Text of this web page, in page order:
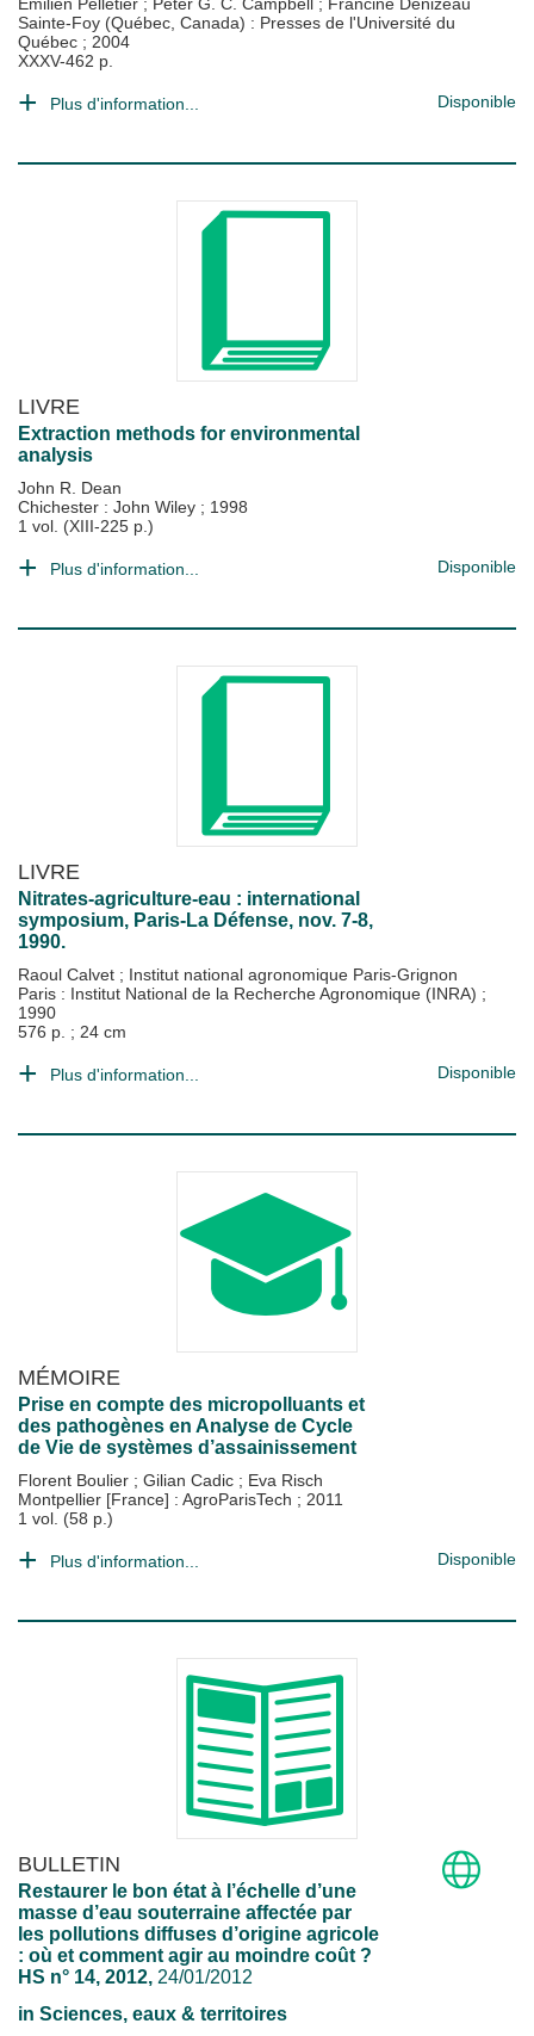
Sainte-Foy (Québec, Canada) : Presses de l'Université du
Québec ; 2004
XXXV-462 p.
Plus d'information... Disponible
LIVRE
Extraction methods for environmental
analysis
John R. Dean
Chichester : John Wiley ; 1998
1 vol. (XIII-225 p.)
Plus d'information... Disponible
LIVRE
Nitrates-agriculture-eau : international
symposium, Paris-La Défense, nov. 7-8,
1990.
Raoul Calvet ; Institut national agronomique Paris-Grignon
Paris : Institut National de la Recherche Agronomique (INRA) ;
1990
576 p. ; 24 cm
Plus d'information... Disponible
MÉMOIRE
Prise en compte des micropolluants et
des pathogènes en Analyse de Cycle
de Vie de systèmes d’assainissement
Florent Boulier ; Gilian Cadic ; Eva Risch
Montpellier [France] : AgroParisTech ; 2011
1 vol. (58 p.)
Plus d'information... Disponible
BULLETIN
Restaurer le bon état à l’échelle d’une
masse d’eau souterraine affectée par
les pollutions diffuses d’origine agricole
: où et comment agir au moindre coût ?
HS n° 14, 2012, 24/01/2012
in Sciences, eaux & territoires